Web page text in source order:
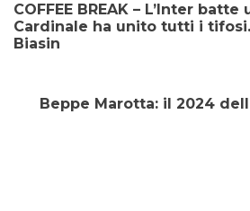
COFFEE BREAK – L’Inter
Cardinale ha unito tutti i
Biasin
Beppe Marotta: il 2024